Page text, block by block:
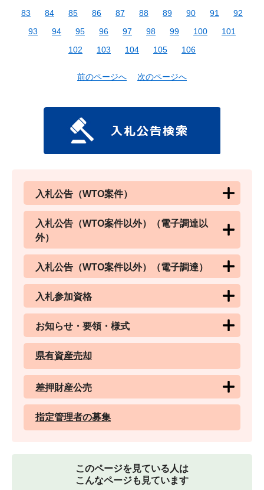
83
84 85 86 87 88 89 90 91
92
93
94 95 96 97 98 99 100
101
102
103 104 105 106
前のページへ 次のページへ
入札公告（WTO案件）
入札公告（WTO案件以外）（電子調達以
外）
入札公告（WTO案件以外）（電子調達）
入札参加資格
お知らせ・要領・様式
県有資産売却
差押財産公売
指定管理者の募集
このページを見ている人は
こんなページも見ています